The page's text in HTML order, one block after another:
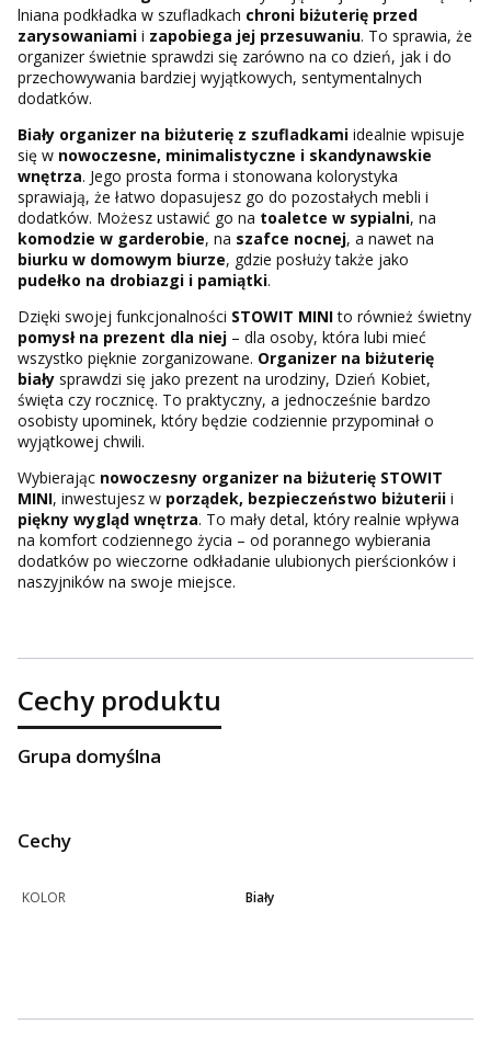
lniana podkładka w szufladkach chroni biżuterię przed
zarysowaniami i zapobiega jej przesuwaniu. To sprawia, że
organizer świetnie sprawdzi się zarówno na co dzień, jak i do
przechowywania bardziej wyjątkowych, sentymentalnych
dodatków.
Biały organizer na biżuterię z szufladkami idealnie wpisuje
się w nowoczesne, minimalistyczne i skandynawskie
wnętrza. Jego prosta forma i stonowana kolorystyka
sprawiają, że łatwo dopasujesz go do pozostałych mebli i
dodatków. Możesz ustawić go na toaletce w sypialni, na
komodzie w garderobie, na szafce nocnej, a nawet na
biurku w domowym biurze, gdzie posłuży także jako
pudełko na drobiazgi i pamiątki.
Dzięki swojej funkcjonalności STOWIT MINIto również świetny
pomysł na prezent dla niej – dla osoby, która lubi mieć
wszystko pięknie zorganizowane. Organizer na biżuterię
biały sprawdzi się jako prezent na urodziny, Dzień Kobiet,
święta czy rocznicę. To praktyczny, a jednocześnie bardzo
osobisty upominek, który będzie codziennie przypominał o
wyjątkowej chwili.
Wybierając nowoczesny organizer na biżuterię STOWIT
MINI, inwestujesz w porządek, bezpieczeństwo biżuterii i
piękny wygląd wnętrza. To mały detal, który realnie wpływa
na komfort codziennego życia – od porannego wybierania
dodatków po wieczorne odkładanie ulubionych pierścionków i
naszyjników na swoje miejsce.
Cechy produktu
Grupa domyślna
Cechy
KOLOR Biały